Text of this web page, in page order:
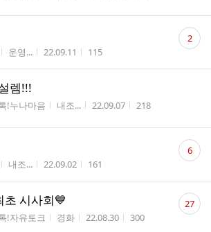
작성자
운영... 작성시간
22.09.11 조회수
115
댓
글 2
렘!!!
나마음 작성자
내조... 작성시간
22.09.07 조회수
218
작성자
내조... 작성시간
22.09.02 조회수
161
댓
글 6
초 시사회💙
유토크 작성자
경화 작성시간
22.08.30 조회수
300
댓
글27